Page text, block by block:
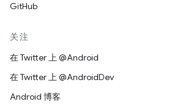
GitHub
关注
在 Twitter 上 @Android
在 Twitter 上 @AndroidDev
Android 博客